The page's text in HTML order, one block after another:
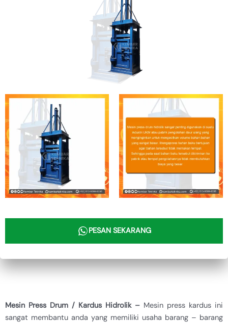
PESAN SEKARANG
Mesin Press Drum / Kardus Hidrolik – Mesin press kardus ini
sangat membantu anda yang memiliki usaha barang – barang